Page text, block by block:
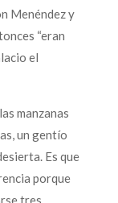
Menéndez y
“eran
el
manzanas
un gentío
Es que
porque
tres